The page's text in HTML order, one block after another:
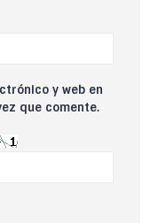
y web en
que comente.